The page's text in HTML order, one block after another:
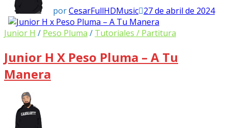
porCesarFullHDMusic 27 de abril de 2024
Junior H / Peso Pluma / Tutoriales / Partitura
Junior H X Peso Pluma – A Tu
Manera